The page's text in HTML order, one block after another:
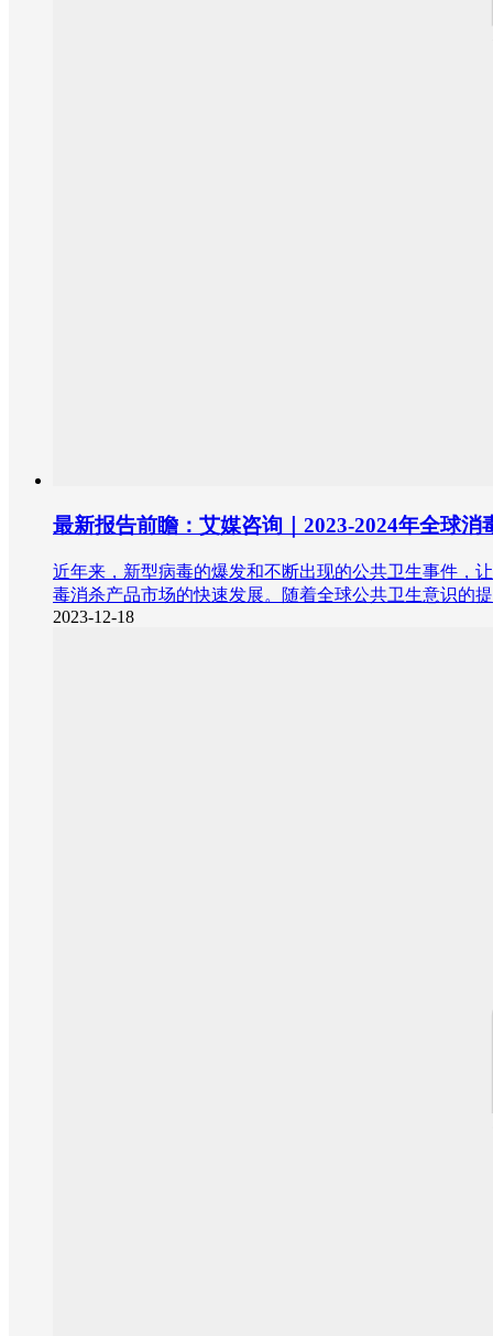
最新报告前瞻：艾媒咨询｜2023-2024年全球
近年来，新型病毒的爆发和不断出现的公共卫生事件，
毒消杀产品市场的快速发展。随着全球公共卫生意识的
2023-12-18